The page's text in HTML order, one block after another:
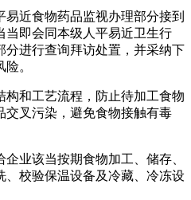
近食物药品监视办理部分接到
当即会同本级人平易近卫生行
分进行查询拜访处置，并采纳下
。
和工艺流程，防止待加工食物
交叉污染，避免食物接触有毒
业该当按期食物加工、储存、
、校验保温设备及冷藏、冷冻设